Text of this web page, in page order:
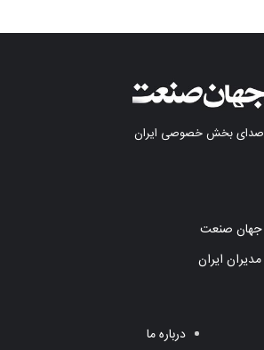
صدای بخش خصوصی ایران
جهان صنعت
ایران
درباره ما